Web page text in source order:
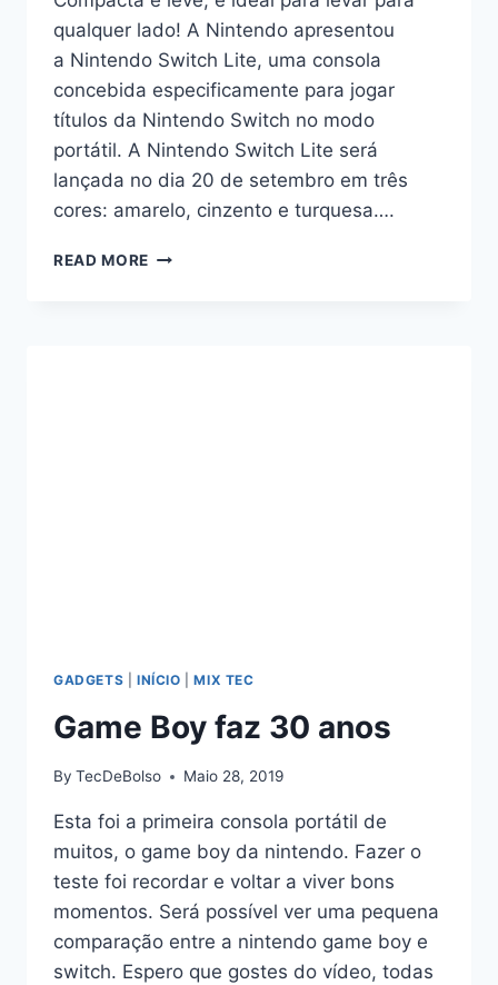
qualquer lado! A Nintendo apresentou
a Nintendo Switch Lite, uma consola
concebida especificamente para jogar
títulos da Nintendo Switch no modo
portátil. A Nintendo Switch Lite será
lançada no dia 20 de setembro em três
cores: amarelo, cinzento e turquesa….
READ MORE CHEGOU
GADGETS INÍCIO |MIX TEC
Game Boy faz 30 anos
By TecDeBolso Maio 28, 2019
Esta foi a primeira consola portátil de
muitos, o game boy da nintendo. Fazer o
teste foi recordar e voltar a viver bons
momentos. Será possível ver uma pequena
comparação entre a nintendo game boy e
switch. Espero que gostes do vídeo, todas